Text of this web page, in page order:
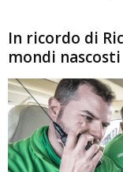
In ricordo di
mondi nascosti